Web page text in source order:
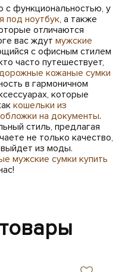
с функциональностью, у
под ноутбук, а также
отличаются
вас ждут мужские
с офисным стилем
часто путешествует,
кожаные сумки
в гармоничном
которые
кошельки из
обложки на документы.
стиль, предлагая
не только качество,
выйдет из моды.
мужские сумки купить